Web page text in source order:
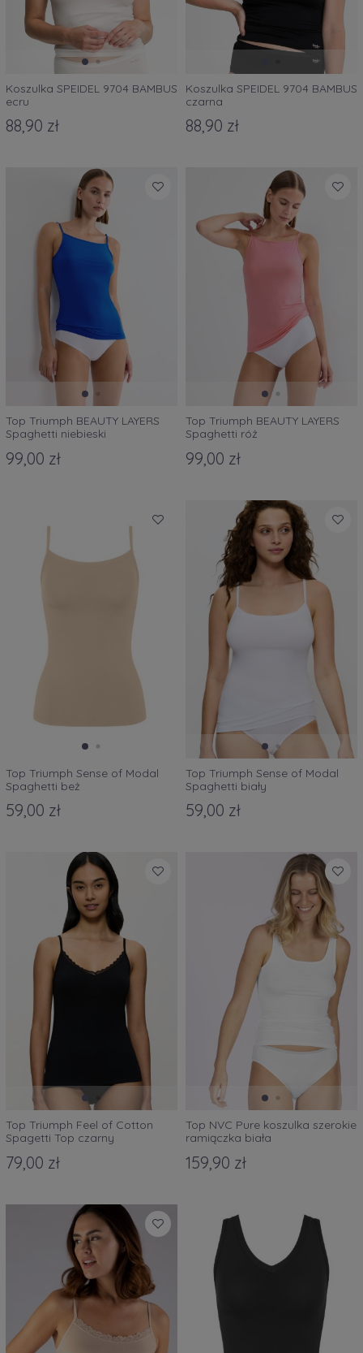
Koszulka SPEIDEL 9704 BAMBUS
ecru
88,90 zł
Koszulka SPEIDEL 9704 BAMBUS
czarna
88,90 zł
Top Triumph BEAUTY LAYERS
Spaghetti niebieski
99,00 zł
Top Triumph BEAUTY LAYERS
Spaghetti róż
99,00 zł
Top Triumph Sense of Modal
Spaghetti beż
59,00 zł
Top Triumph Sense of Modal
Spaghetti biały
59,00 zł
Top Triumph Feel of Cotton
Spagetti Top czarny
79,00 zł
Top NVC Pure koszulka szerokie
ramiączka biała
159,90 zł